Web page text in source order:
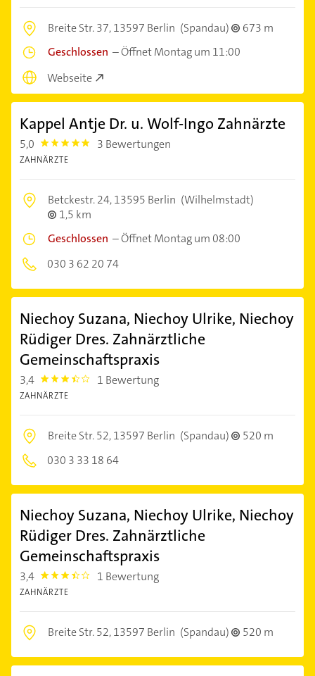
Breite Str. 37,13597 Berlin (Spandau)
673 m
Geschlossen –Öffnet Montag um 11:00
Webseite
Kappel Antje Dr. u. Wolf-Ingo Zahnärzte
5,0 5.0 3 Bewertungen
ZAHNÄRZTE
Betckestr. 24,13595 Berlin (Wilhelmstadt)
1,5 km
Geschlossen –Öffnet Montag um 08:00
030 3 62 20 74
Niechoy Suzana, Niechoy Ulrike, Niechoy
Rüdiger Dres. Zahnärztliche
Gemeinschaftspraxis
3,4 3.4 1 Bewertung
ZAHNÄRZTE
Breite Str. 52,13597 Berlin (Spandau)
520 m
030 3 33 18 64
Niechoy Suzana, Niechoy Ulrike, Niechoy
Rüdiger Dres. Zahnärztliche
Gemeinschaftspraxis
3,4 3.4 1 Bewertung
ZAHNÄRZTE
Breite Str. 52,13597 Berlin (Spandau) 520 m